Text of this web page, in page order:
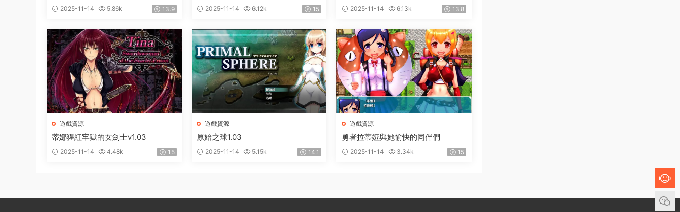
2025-11-14 5.86k 13.9 2025-11-14 6.12k 15 2025-11-14 6.13k 13.8
遊戲資源
蒂娜猩紅牢獄的女劍士v1.03
2025-11-14 4.48k 15
遊戲資源
原始之球1.03
2025-11-14 5.15k 14.1
遊戲資源
勇者拉蒂娅與她愉快的同伴們
2025-11-14 3.34k 15